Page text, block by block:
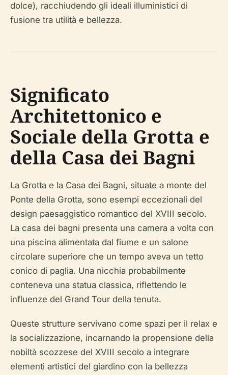
dolce), racchiudendo gli ideali illuministici di
fusione tra utilità e bellezza.
Significato
Architettonico e
Sociale della Grotta e
della Casa dei Bagni
La Grotta e la Casa dei Bagni, situate a monte del
Ponte della Grotta, sono esempi eccezionali del
design paesaggistico romantico del XVIII secolo.
La casa dei bagni presenta una camera a volta con
una piscina alimentata dal fiume e un salone
circolare superiore che un tempo aveva un tetto
conico di paglia. Una nicchia probabilmente
conteneva una statua classica, riflettendo le
influenze del Grand Tour della tenuta.
Queste strutture servivano come spazi per il relax e
la socializzazione, incarnando la propensione della
nobiltà scozzese del XVIII secolo a integrare
elementi artistici del giardino con la bellezza